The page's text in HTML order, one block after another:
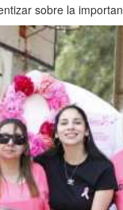
sobre la